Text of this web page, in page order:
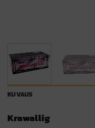
KUVAUS
Krawallig